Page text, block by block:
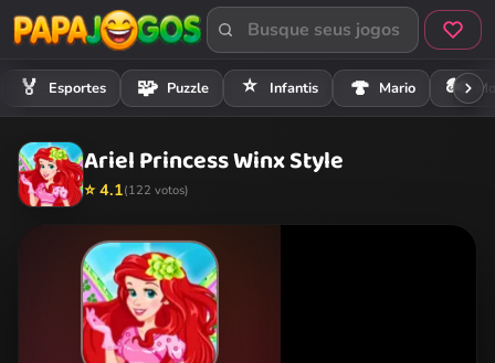
🏅 Esportes 🧩 Puzzle ⭐ Infantis 🍄 Mario 🏍️
Ariel Princess Winx Style
⭐ 4.1(122 votos)